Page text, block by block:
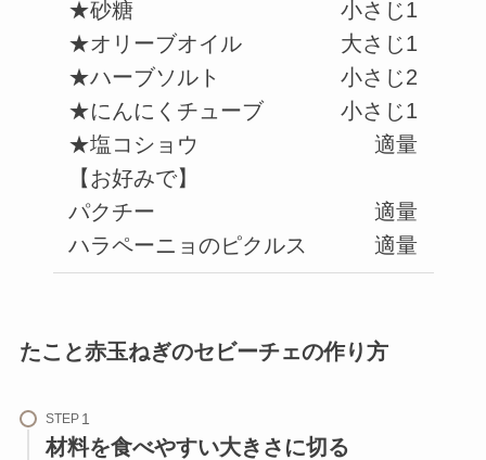
★砂糖
★オリーブオイル
★ハーブソルト
★にんにくチューブ
★塩コショウ
【お好みで】
パクチー
ハラペーニョのピクルス
小さじ1
大さじ1
小さじ2
小さじ1
適量
適量
適量
たこと赤玉ねぎのセビーチェの作り方
STEP
材料を食べやすい大きさに切る